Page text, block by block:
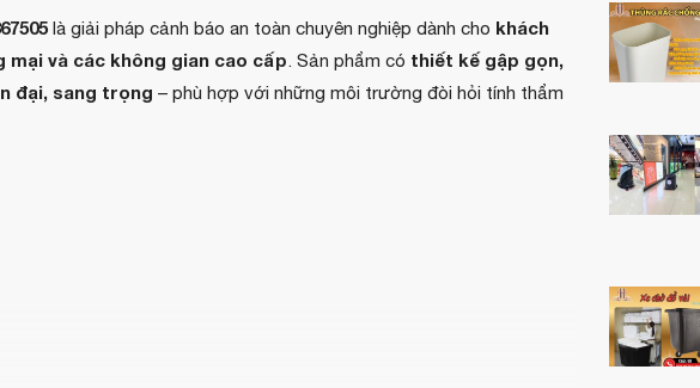
là giải pháp cảnh báo an toàn chuyên nghiệp dành cho khách
và các không gian cao cấp. Sản phẩm có thiết kế gập gọn,
đại, sang trọng – phù hợp với những môi trường đòi hỏi tính thẩm